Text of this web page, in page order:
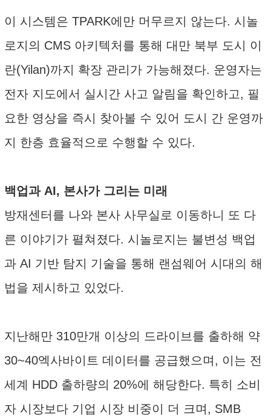
이 시스템은 TPARK에만 머무르지 않는다. 시놀
로지의 CMS 아키텍처를 통해 대만 북부 도시 이
란(Yilan)까지 확장 관리가 가능해졌다. 운영자는
전자 지도에서 실시간 사고 알림을 확인하고, 필
요한 영상을 즉시 찾아볼 수 있어 도시 간 운영까
지 한층 효율적으로 수행할 수 있다.
백업과 AI, 본사가 그리는 미래
방재센터를 나와 본사 사무실로 이동하니 또 다
른 이야기가 펼쳐졌다. 시놀로지는 불변성 백업
과 AI 기반 탐지 기술을 통해 랜섬웨어 시대의 해
법을 제시하고 있었다.
지난해만 310만개 이상의 드라이브를 출하해 약
30~40엑사바이트 데이터를 공급했으며, 이는 전
세계 HDD 출하량의 20%에 해당한다. 특히 소비
자 시장보다 기업 시장 비중이 더 크며, SMB